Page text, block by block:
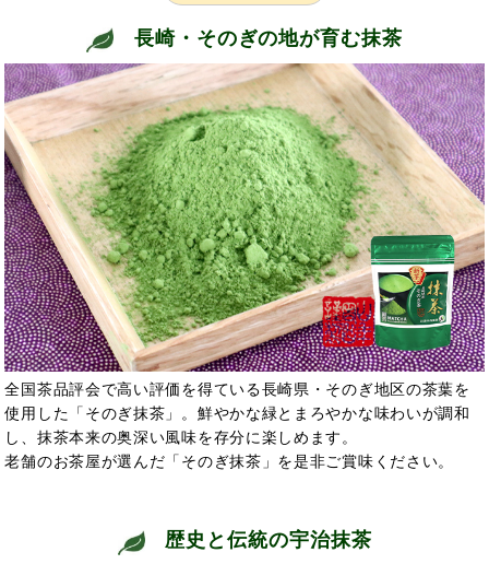
長崎・そのぎの地が育む抹茶
全国茶品評会で高い評価を得ている長崎県・そのぎ地区の茶葉を
使用した「そのぎ抹茶」。鮮やかな緑とまろやかな味わいが調和
し、抹茶本来の奥深い風味を存分に楽しめます。
老舗のお茶屋が選んだ「そのぎ抹茶」を是非ご賞味ください。
歴史と伝統の宇治抹茶